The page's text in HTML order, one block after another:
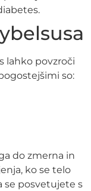
lahko povzroči
so:
do zmerna in
ko se telo
se posvetujete s